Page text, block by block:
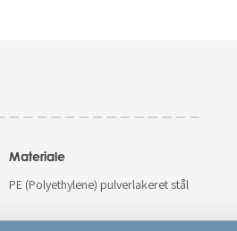
Materiale
PE (Polyethylene) pulverlakeret stål